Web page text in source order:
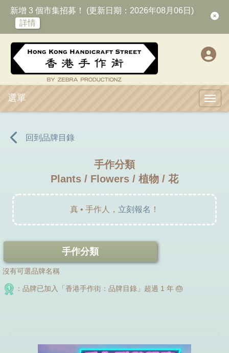
新增 3 個市集招募！ (更新日期：2026年08月06日)
詳情
選單
回到品牌目錄
手作分類
Plants / Flowers / 植物 / 花
真 • 手作人， 立刻報名 ！
手作分類
沒有可選品牌名稱
：品牌已加入「香港手作街：品牌目錄」超過 1 年 🎂